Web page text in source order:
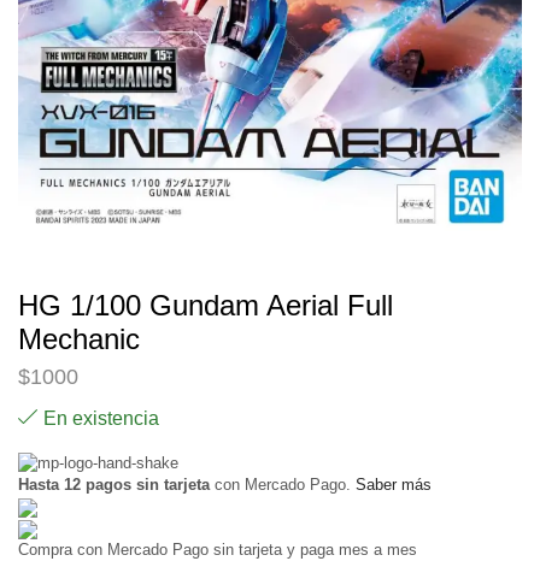
HG 1/100 Gundam Aerial Full
Mechanic
$1000
En existencia
Hasta 12 pagos sin tarjetacon Mercado Pago. Saber más
Compra con Mercado Pago sin tarjeta y paga mes a mes